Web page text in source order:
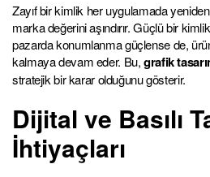
Zayıf bir kimlik her uygulamada
marka değerini aşındırır. Güçlü bir
pazarda konumlanma güçlense de,
kalmaya devam eder. Bu,grafik
stratejik bir karar olduğunu gösterir.
Dijital ve Basılı
İhtiyaçları